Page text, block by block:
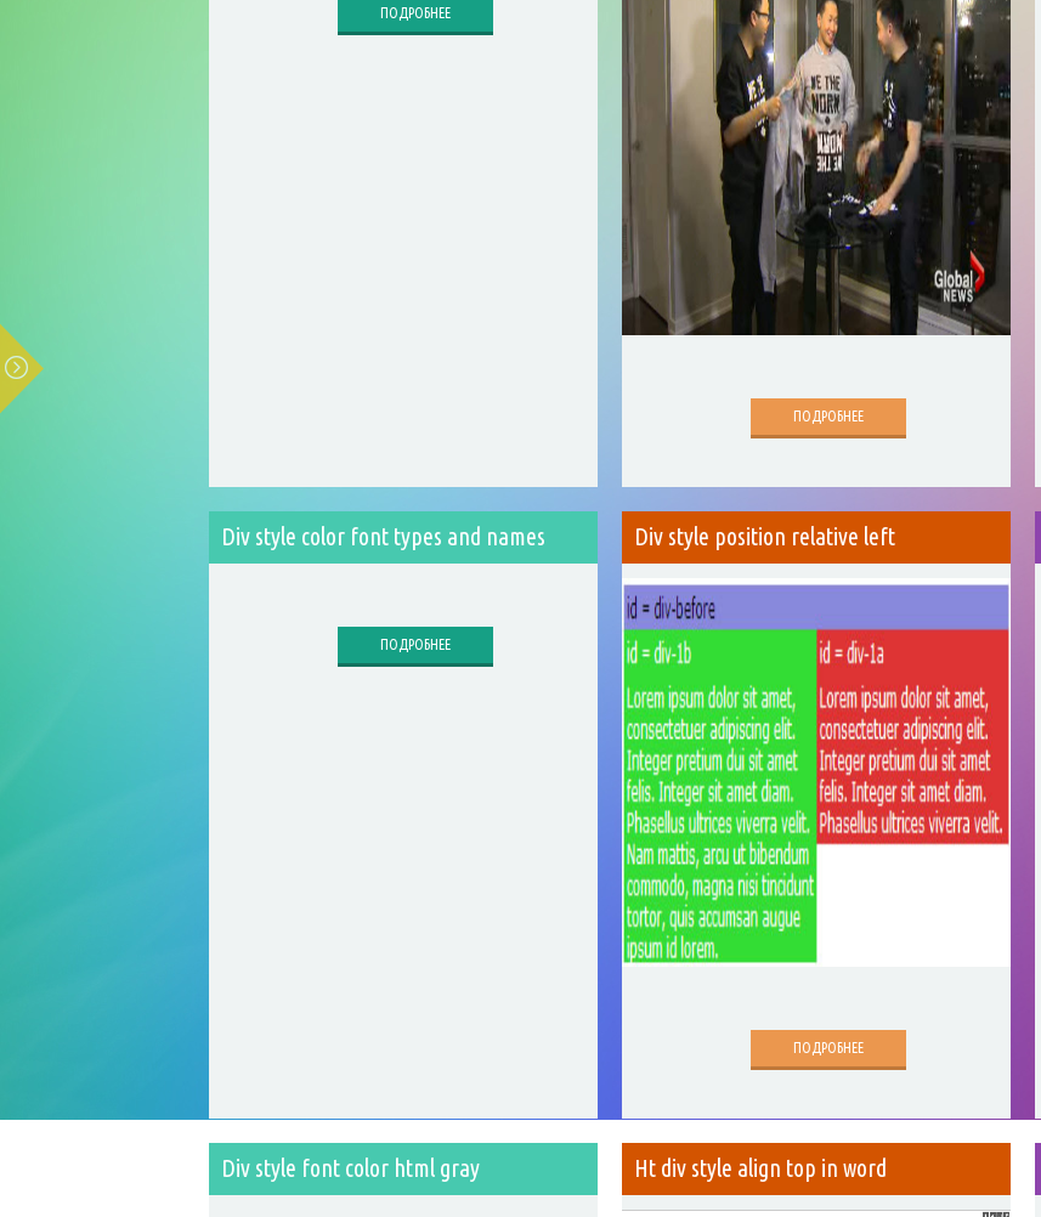
ПОДРОБНЕЕ
ПОДРОБНЕЕ
Div style color font types and names
ПОДРОБНЕЕ
Div style position relative left
ПОДРОБНЕЕ
Div style font color html gray Ht div style align top in word